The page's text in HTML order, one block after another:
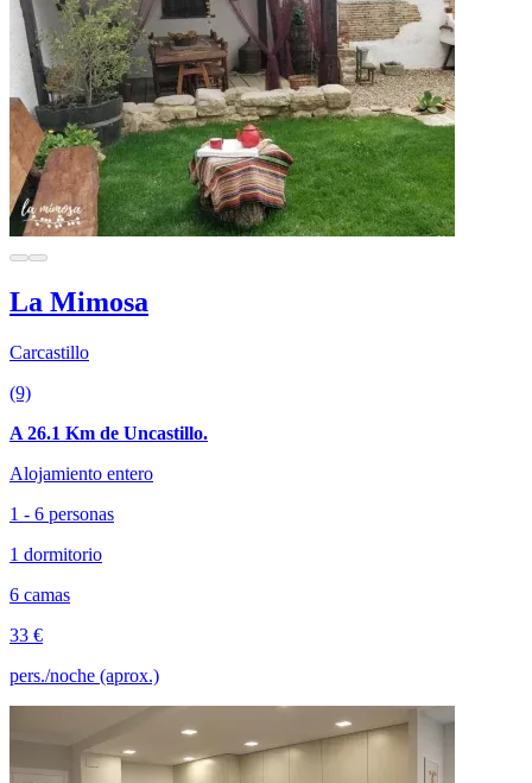
La Mimosa
Carcastillo
(9)
A 26.1 Km de Uncastillo.
Alojamiento entero
1 - 6 personas
1 dormitorio
6 camas
33 €
pers./noche (aprox.)